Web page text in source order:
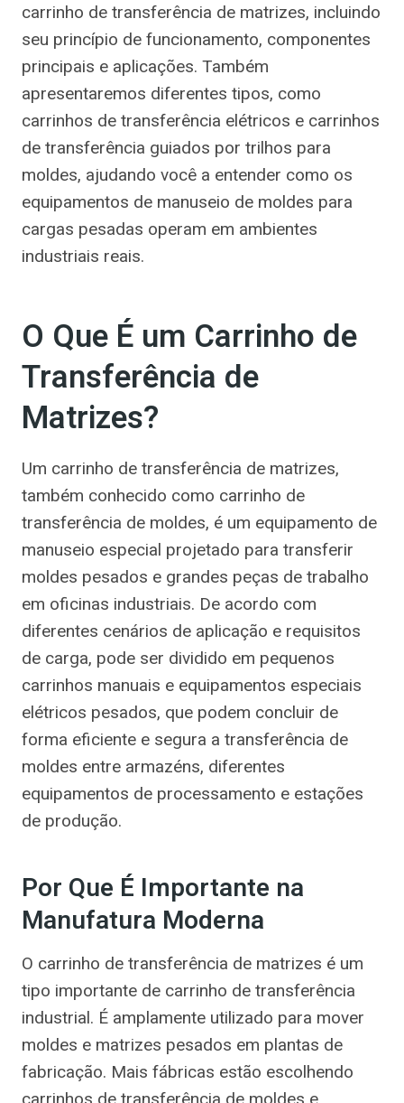
carrinho de transferência de matrizes, incluindo
seu princípio de funcionamento, componentes
principais e aplicações. Também
apresentaremos diferentes tipos, como
carrinhos de transferência elétricos e carrinhos
de transferência guiados por trilhos para
moldes, ajudando você a entender como os
equipamentos de manuseio de moldes para
cargas pesadas operam em ambientes
industriais reais.
O Que É um Carrinho de
Transferência de
Matrizes?
Um carrinho de transferência de matrizes,
também conhecido como carrinho de
transferência de moldes, é um equipamento de
manuseio especial projetado para transferir
moldes pesados e grandes peças de trabalho
em oficinas industriais. De acordo com
diferentes cenários de aplicação e requisitos
de carga, pode ser dividido em pequenos
carrinhos manuais e equipamentos especiais
elétricos pesados, que podem concluir de
forma eficiente e segura a transferência de
moldes entre armazéns, diferentes
equipamentos de processamento e estações
de produção.
Por Que É Importante na
Manufatura Moderna
O carrinho de transferência de matrizes é um
tipo importante de carrinho de transferência
industrial. É amplamente utilizado para mover
moldes e matrizes pesados em plantas de
fabricação. Mais fábricas estão escolhendo
carrinhos de transferência de moldes e